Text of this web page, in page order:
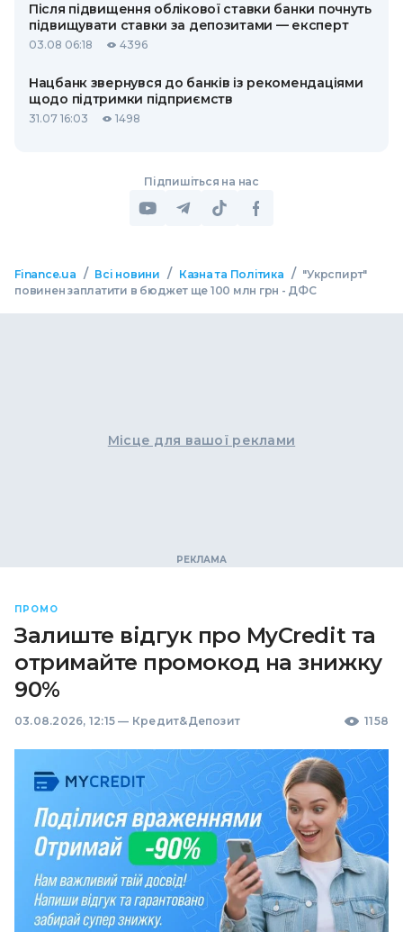
Після підвищення облікової ставки банки почнуть
підвищувати ставки за депозитами — експерт
03.08 06:18 4396
Нацбанк звернувся до банків із рекомендаціями
щодо підтримки підприємств
31.07 16:03 1498
Підпишіться на нас
Finance.ua / Всі новини / Казна та Політика / "Укрспирт"
повинен заплатити в бюджет ще 100 млн грн - ДФС
Місце для вашої реклами
ПРОМО
Залиште відгук про MyCredit та
отримайте промокод на знижку
90%
03.08.2026, 12:15 — Кредит&Депозит 1158